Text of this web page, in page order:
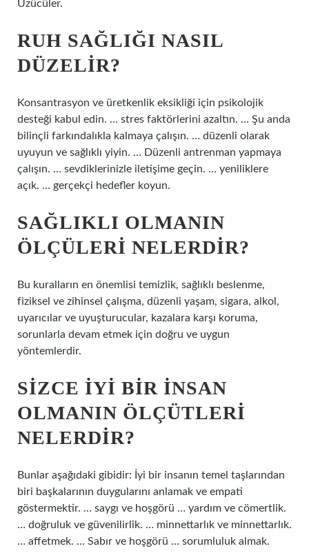
Üzücüler.
RUH SAĞLIĞI NASIL
DÜZELIR?
Konsantrasyon ve üretkenlik eksikliği için psikolojik
desteği kabul edin. … stres faktörlerini azaltın. … Şu anda
bilinçli farkındalıkla kalmaya çalışın. … düzenli olarak
uyuyun ve sağlıklı yiyin. … Düzenli antrenman yapmaya
çalışın. … sevdiklerinizle iletişime geçin. … yeniliklere
açık. … gerçekçi hedefler koyun.
SAĞLIKLI OLMANIN
ÖLÇÜLERI NELERDIR?
Bu kuralların en önemlisi temizlik, sağlıklı beslenme,
fiziksel ve zihinsel çalışma, düzenli yaşam, sigara, alkol,
uyarıcılar ve uyuşturucular, kazalara karşı koruma,
sorunlarla devam etmek için doğru ve uygun
yöntemlerdir.
SIZCE IYI BIR INSAN
OLMANIN ÖLÇÜTLERI
NELERDIR?
Bunlar aşağıdaki gibidir: İyi bir insanın temel taşlarından
biri başkalarının duygularını anlamak ve empati
göstermektir. … saygı ve hoşgörü … yardım ve cömertlik.
… doğruluk ve güvenilirlik. … minnettarlık ve minnettarlık.
… affetmek. … Sabır ve hoşgörü … sorumluluk almak.